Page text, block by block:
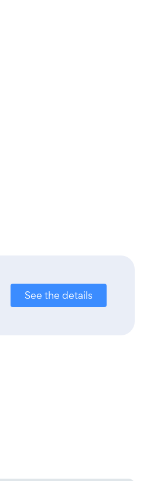
See the details